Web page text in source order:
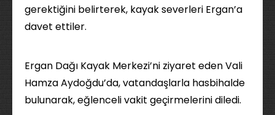
gerektiğini belirterek, kayak severleri Ergan’a
davet ettiler.
Ergan Dağı Kayak Merkezi’ni ziyaret eden Vali
Hamza Aydoğdu’da, vatandaşlarla hasbihalde
bulunarak, eğlenceli vakit geçirmelerini diledi.